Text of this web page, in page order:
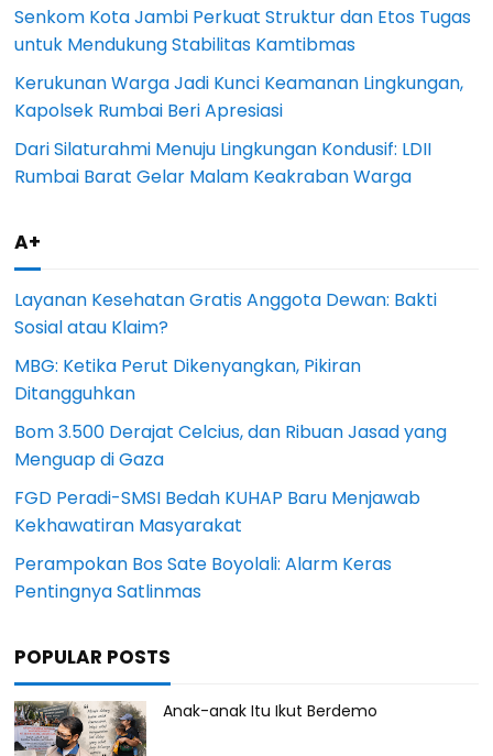
Senkom Kota Jambi Perkuat Struktur dan Etos Tugas
untuk Mendukung Stabilitas Kamtibmas
Kerukunan Warga Jadi Kunci Keamanan Lingkungan,
Kapolsek Rumbai Beri Apresiasi
Dari Silaturahmi Menuju Lingkungan Kondusif: LDII
Rumbai Barat Gelar Malam Keakraban Warga
A+
Layanan Kesehatan Gratis Anggota Dewan: Bakti
Sosial atau Klaim?
MBG: Ketika Perut Dikenyangkan, Pikiran
Ditangguhkan
Bom 3.500 Derajat Celcius, dan Ribuan Jasad yang
Menguap di Gaza
FGD Peradi-SMSI Bedah KUHAP Baru Menjawab
Kekhawatiran Masyarakat
Perampokan Bos Sate Boyolali: Alarm Keras
Pentingnya Satlinmas
POPULAR POSTS
Anak-anak Itu Ikut Berdemo